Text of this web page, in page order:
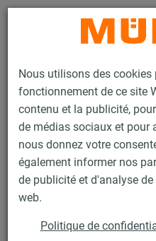
Nous utilisons des cookies
fonctionnement de ce site
contenu et la publicité,
de médias sociaux et pour
nous donnez votre
également informer nos
de publicité et d'analyse
web.
Politique de
Produits Technique de fixation
Console rail MPC